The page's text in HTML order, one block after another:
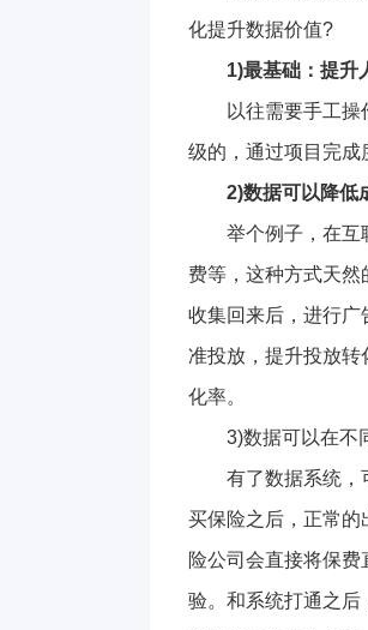
化提升数据价值?
1)最基础：提升
以往需要手工
级的，通过项目完成
2)数据可以降低
举个例子，在互
费等，这种方式天
收集回来后，进行
准投放，提升投放转
化率。
3)数据可以在不
有了数据系统，
买保险之后，正常的
险公司会直接将保
验。和系统打通之后